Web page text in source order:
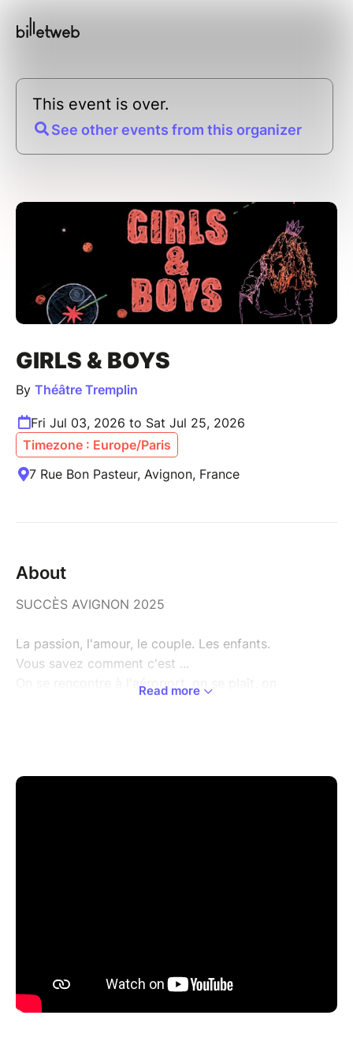
This event is over.
See other events from this organizer
GIRLS & BOYS
By Théâtre Tremplin
Fri Jul 03, 2026 to Sat Jul 25, 2026
Timezone : Europe/Paris
7 Rue Bon Pasteur, Avignon, France
About
SUCCÈS AVIGNON 2025
La passion, l'amour, le couple. Les enfants.
Vous savez comment c'est ...
On se rencontre à l'aéroport, on se plaît, on
"Un seul en scène à voir" C'EST QUOI LE TITRE
"Une pièce émouvante et poignante" LA
Read more